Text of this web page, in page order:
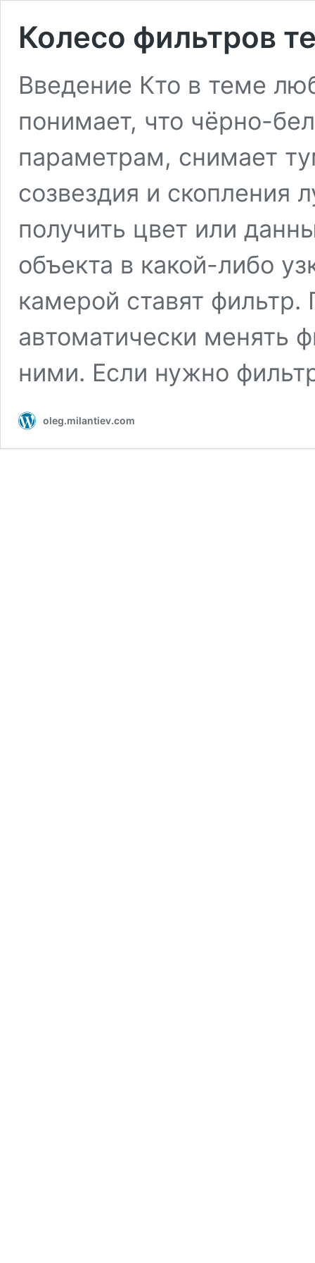
Колесо фильтров
Введение Кто в теме
понимает, что чёрно-
параметрам, снимает
созвездия и скопления
получить цвет или
объекта в какой-либо
камерой ставят
автоматически менять
ними. Если нужно
oleg.milantiev.com